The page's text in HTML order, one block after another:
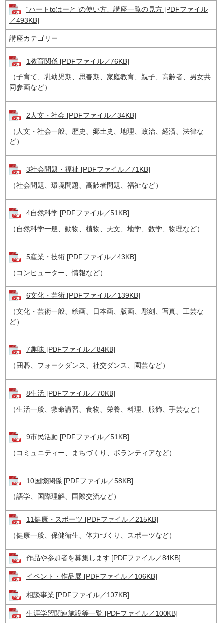
“ハートtoはーと”の使い方、講座一覧の見方 [PDFファイル
／493KB]
講座カテゴリー
1教育関係 [PDFファイル／76KB]
（子育て、乳幼児期、思春期、家庭教育、親子、高齢者、男女共
同参画など）
2人文・社会 [PDFファイル／34KB]
（人文・社会一般、歴史、郷土史、地理、政治、経済、法律な
ど）
3社会問題・福祉 [PDFファイル／71KB]
（社会問題、環境問題、高齢者問題、福祉など）
4自然科学 [PDFファイル／51KB]
（自然科学一般、動物、植物、天文、地学、数学、物理など）
5産業・技術 [PDFファイル／43KB]
（コンピューター、情報など）
6文化・芸術 [PDFファイル／139KB]
（文化・芸術一般、絵画、日本画、版画、彫刻、写真、工芸な
ど）
7趣味 [PDFファイル／84KB]
（囲碁、フォークダンス、社交ダンス、園芸など）
8生活 [PDFファイル／70KB]
（生活一般、救命講習、食物、栄養、料理、服飾、手芸など）
9市民活動 [PDFファイル／51KB]
（コミュニティー、まちづくり、ボランティアなど）
10国際関係 [PDFファイル／58KB]
（語学、国際理解、国際交流など）
11健康・スポーツ [PDFファイル／215KB]
（健康一般、保健衛生、体力づくり、スポーツなど）
作品や参加者を募集します [PDFファイル／84KB]
イベント・作品展 [PDFファイル／106KB]
相談事業 [PDFファイル／107KB]
生涯学習関連施設等一覧 [PDFファイル／100KB]